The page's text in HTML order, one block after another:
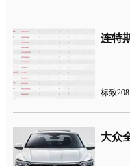
标致208